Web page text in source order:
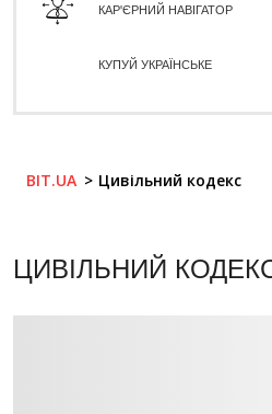
КАР'ЄРНИЙ НАВІГАТОР
КУПУЙ УКРАЇНСЬКЕ
BIT.UA Цивільний кодекс
ЦИВІЛЬНИЙ